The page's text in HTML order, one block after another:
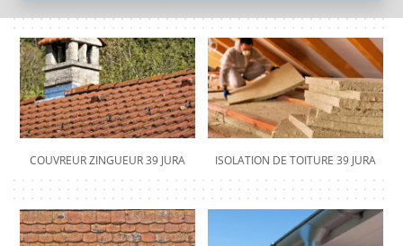
COUVREUR ZINGUEUR 39 JURA ISOLATION DE TOITURE 39 JURA